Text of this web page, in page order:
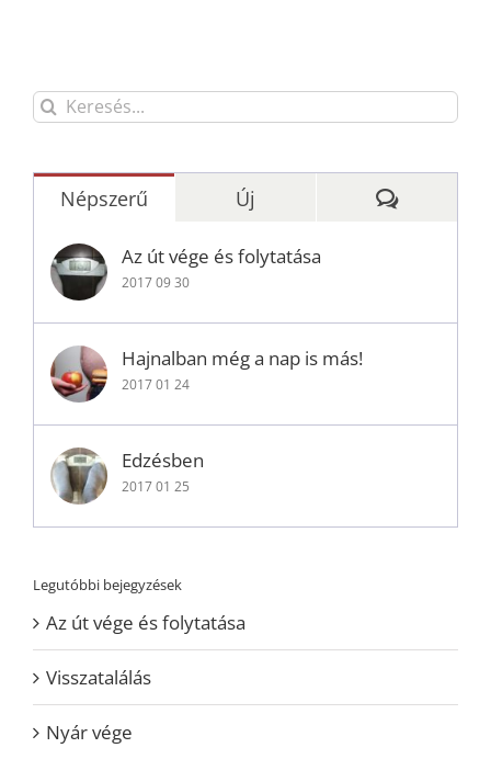
Keresés...
Népszerű Új
Az út vége és folytatása
2017 09 30
Hajnalban még a nap is más!
2017 01 24
Edzésben
2017 01 25
Legutóbbi bejegyzések
Az út vége és folytatása
Visszatalálás
Nyár vége